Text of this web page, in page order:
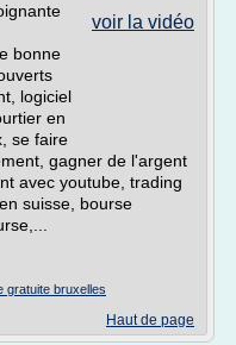
voir la vidéo
bonne
logiciel
en
se faire
gagner de l'argent
avec youtube, trading
suisse, bourse
gratuite bruxelles
Haut de page